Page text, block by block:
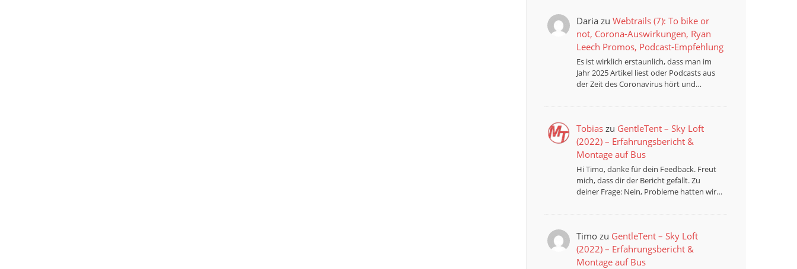
Dariazu Webtrails (7): To bike or
not, Corona-Auswirkungen, Ryan
Leech Promos, Podcast-Empfehlung
Es ist wirklich erstaunlich, dass man im
Jahr 2025 Artikel liest oder Podcasts aus
der Zeit des Coronavirus hört und…
Tobiaszu GentleTent – Sky Loft
(2022) – Erfahrungsbericht &
Montage auf Bus
Hi Timo, danke für dein Feedback. Freut
mich, dass dir der Bericht gefällt. Zu
deiner Frage: Nein, Probleme hatten wir…
Timozu GentleTent – Sky Loft
(2022) – Erfahrungsbericht &
Montage auf Bus